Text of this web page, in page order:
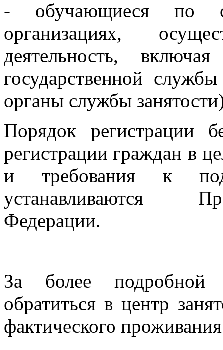
- обучающиеся по
организациях,
деятельность,
государственной
органы службы
Порядок регистрации
регистрации граждан в
и требования к
устанавливаются
Федерации.
За более подробной
обратиться в центр
фактического